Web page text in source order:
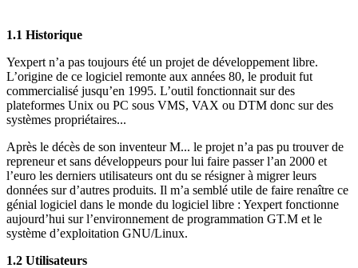
1.1 Historique
Yexpert n’a pas toujours été un projet de développement libre.
L’origine de ce logiciel remonte aux années 80, le produit fut
commercialisé jusqu’en 1995. L’outil fonctionnait sur des
plateformes Unix ou PC sous VMS, VAX ou DTM donc sur des
systèmes propriétaires...
Après le décès de son inventeur M... le projet n’a pas pu trouver de
repreneur et sans développeurs pour lui faire passer l’an 2000 et
l’euro les derniers utilisateurs ont du se résigner à migrer leurs
données sur d’autres produits. Il m’a semblé utile de faire renaître ce
génial logiciel dans le monde du logiciel libre : Yexpert fonctionne
aujourd’hui sur l’environnement de programmation GT.M et le
système d’exploitation GNU/Linux.
1.2 Utilisateurs